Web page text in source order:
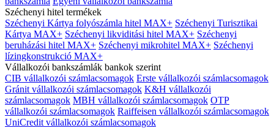
Széchenyi hitel termékek
Széchenyi Kártya folyószámla hitel MAX+ Széchenyi Turisztikai
Kártya MAX+ Széchenyi likviditási hitel MAX+ Széchenyi
beruházási hitel MAX+ Széchenyi mikrohitel MAX+ Széchenyi
lízingkonstrukció MAX+
Vállalkozói bankszámlák bankok szerint
CIB vállalkozói számlacsomagok Erste vállalkozói számlacsomagok
Gránit vállalkozói számlacsomagok K&H vállalkozói
számlacsomagok MBH vállalkozói számlacsomagok OTP
vállalkozói számlacsomagok Raiffeisen vállalkozói számlacsomagok
UniCredit vállalkozói számlacsomagok